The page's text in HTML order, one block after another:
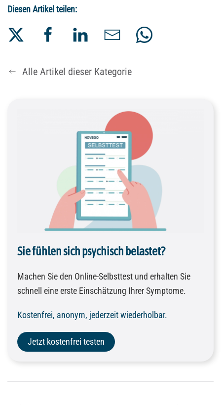
Diesen Artikel teilen:
Alle Artikel dieser Kategorie
Sie fühlen sich psychisch belastet?
Machen Sie den Online-Selbsttest und erhalten Sie
schnell eine erste Einschätzung Ihrer Symptome.
Kostenfrei, anonym, jederzeit wiederholbar.
Jetzt kostenfrei testen